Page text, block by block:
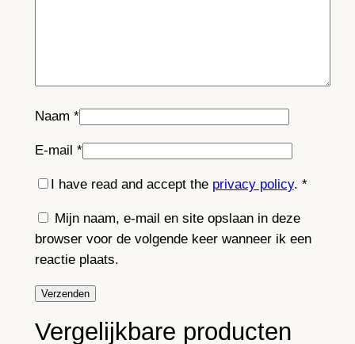
Naam *
E-mail *
I have read and accept the privacy policy. *
Mijn naam, e-mail en site opslaan in deze
browser voor de volgende keer wanneer ik een
reactie plaats.
Vergelijkbare producten